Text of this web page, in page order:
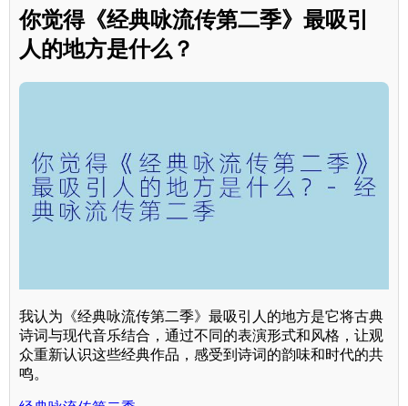
你觉得《经典咏流传第二季》最吸引
人的地方是什么？
我认为《经典咏流传第二季》最吸引人的地方是它将古典
诗词与现代音乐结合，通过不同的表演形式和风格，让观
众重新认识这些经典作品，感受到诗词的韵味和时代的共
鸣。